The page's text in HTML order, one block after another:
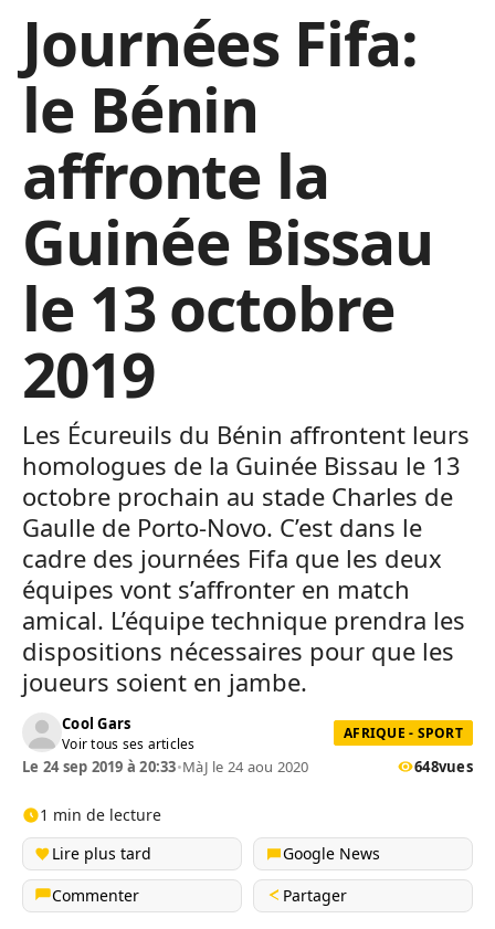
Journées Fifa:
le Bénin
affronte la
Guinée Bissau
le 13 octobre
2019
Les Écureuils du Bénin affrontent leurs
homologues de la Guinée Bissau le 13
octobre prochain au stade Charles de
Gaulle de Porto-Novo. C’est dans le
cadre des journées Fifa que les deux
équipes vont s’affronter en match
amical. L’équipe technique prendra les
dispositions nécessaires pour que les
joueurs soient en jambe.
Cool Gars
Voir tous ses articles
AFRIQUE - SPORT
Le 24 sep 2019 à 20:33•MàJ le 24 aou 2020 648vues
1 min de lecture
Lire plus tard
Google News
Commenter
Partager